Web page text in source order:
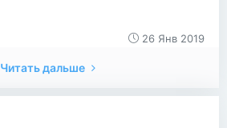
26 Янв 2019
Читать дальше